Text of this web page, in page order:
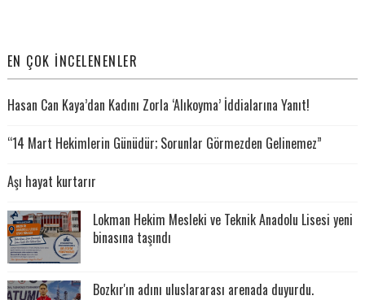
EN ÇOK İNCELENENLER
Hasan Can Kaya’dan Kadını Zorla ‘Alıkoyma’ İddialarına Yanıt!
“14 Mart Hekimlerin Günüdür; Sorunlar Görmezden Gelinemez”
Aşı hayat kurtarır
Lokman Hekim Mesleki ve Teknik Anadolu Lisesi yeni
binasına taşındı
Bozkır'ın adını uluslararası arenada duyurdu.